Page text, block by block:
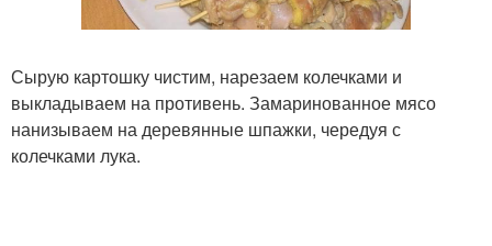
Сырую картошку чистим, нарезаем колечками и
выкладываем на противень. Замаринованное мясо
нанизываем на деревянные шпажки, чередуя с
колечками лука.